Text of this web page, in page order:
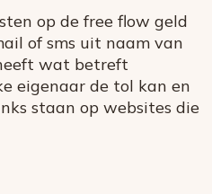
op de free flow geld
of sms uit naam van
wat betreft
eigenaar de tol kan en
staan op websites die